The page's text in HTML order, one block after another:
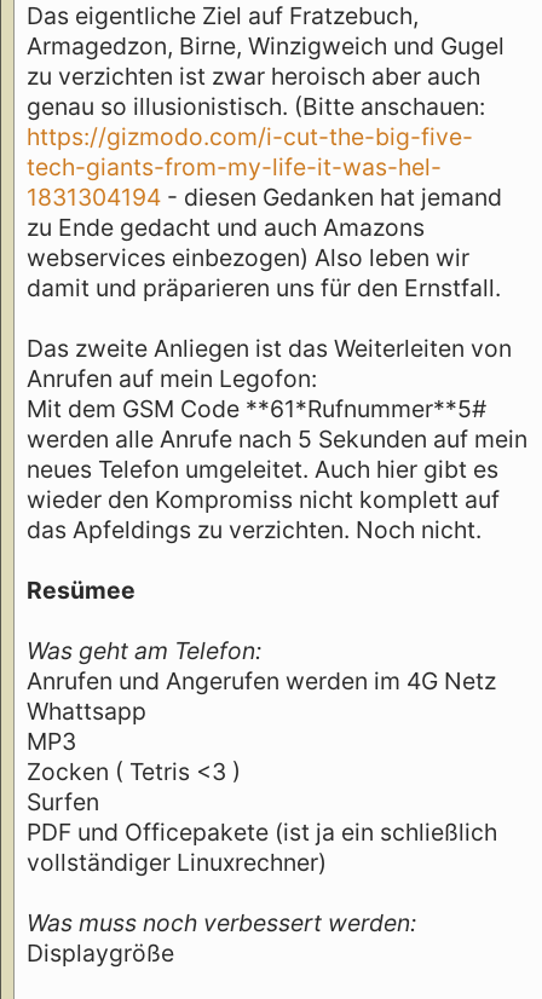
Das eigentliche Ziel auf Fratzebuch,
Armagedzon, Birne, Winzigweich und Gugel
zu verzichten ist zwar heroisch aber auch
genau so illusionistisch. (Bitte anschauen:
https://gizmodo.com/i-cut-the-big-five-
tech-giants-from-my-life-it-was-hel-
1831304194 - diesen Gedanken hat jemand
zu Ende gedacht und auch Amazons
webservices einbezogen) Also leben wir
damit und präparieren uns für den Ernstfall.
Das zweite Anliegen ist das Weiterleiten von
Anrufen auf mein Legofon:
Mit dem GSM Code **61*Rufnummer**5#
werden alle Anrufe nach 5 Sekunden auf mein
neues Telefon umgeleitet. Auch hier gibt es
wieder den Kompromiss nicht komplett auf
das Apfeldings zu verzichten. Noch nicht.
Resümee
Was geht am Telefon:
Anrufen und Angerufen werden im 4G Netz
Whattsapp
MP3
Zocken ( Tetris <3 )
Surfen
PDF und Officepakete (ist ja ein schließlich
vollständiger Linuxrechner)
Was muss noch verbessert werden:
Displaygröße